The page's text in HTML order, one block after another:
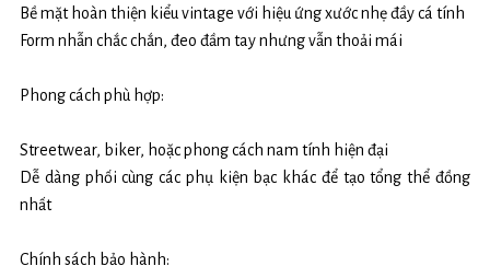
Bề mặt hoàn thiện kiểu vintage với hiệu ứng xước nhẹ đầy cá tính
Form nhẫn chắc chắn, đeo đầm tay nhưng vẫn thoải mái
Phong cách phù hợp:
Streetwear, biker, hoặc phong cách nam tính hiện đại
Dễ dàng phối cùng các phụ kiện bạc khác để tạo tổng thể đồng
nhất
Chính sách bảo hành: